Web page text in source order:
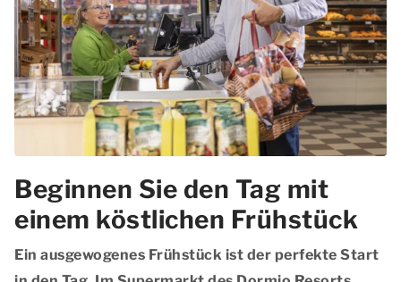
Beginnen Sie den Tag mit
einem köstlichen Frühstück
Ein ausgewogenes Frühstück ist der perfekte Start